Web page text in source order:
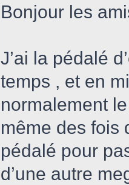
Bonjour les
J’ai la pédalé
temps , et en
normalement
même des fois
pédalé pour
d’une autre